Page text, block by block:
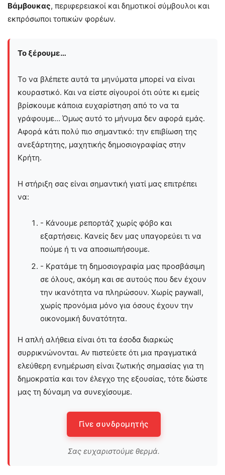
Βάμβουκας, περιφερειακοί και δημοτικοί σύμβουλοι και
εκπρόσωποι τοπικών φορέων.
Το ξέρουμε…
Το να βλέπετε αυτά τα μηνύματα μπορεί να είναι
κουραστικό. Και να είστε σίγουροί ότι ούτε κι εμείς
βρίσκουμε κάποια ευχαρίστηση από το να τα
γράφουμε... Όμως αυτό το μήνυμα δεν αφορά εμάς.
Αφορά κάτι πολύ πιο σημαντικό: την επιβίωση της
ανεξάρτητης, μαχητικής δημοσιογραφίας στην
Kρήτη.
Η στήριξη σας είναι σημαντική γιατί μας επιτρέπει
να:
- Κάνουμε ρεπορτάζ χωρίς φόβο και
εξαρτήσεις. Κανείς δεν μας υπαγορεύει τι να
πούμε ή τι να αποσιωπήσουμε.
- Κρατάμε τη δημοσιογραφία μας προσβάσιμη
σε όλους, ακόμη και σε αυτούς που δεν έχουν
την ικανότητα να πληρώσουν. Χωρίς paywall,
χωρίς προνόμια μόνο για όσους έχουν την
οικονομική δυνατότητα.
Η απλή αλήθεια είναι ότι τα έσοδα διαρκώς
συρρικνώνονται. Αν πιστεύετε ότι μια πραγματικά
ελεύθερη ενημέρωση είναι ζωτικής σημασίας για τη
δημοκρατία και τον έλεγχο της εξουσίας, τότε δώστε
μας τη δύναμη να συνεχίσουμε.
Γίνε συνδρομητής
Σας ευχαριστούμε θερμά.